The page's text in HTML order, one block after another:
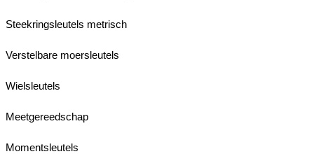
Steekringsleutels metrisch
Verstelbare moersleutels
Wielsleutels
Meetgereedschap
Momentsleutels